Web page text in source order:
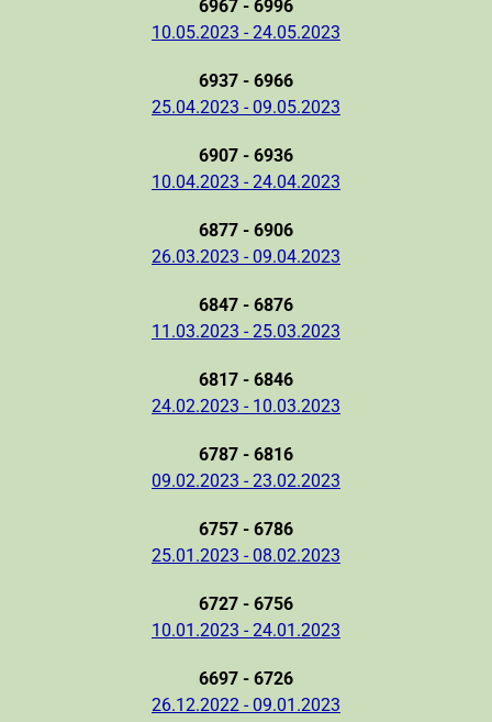
6967 - 6996
10.05.2023 - 24.05.2023
6937 - 6966
25.04.2023 - 09.05.2023
6907 - 6936
10.04.2023 - 24.04.2023
6877 - 6906
26.03.2023 - 09.04.2023
6847 - 6876
11.03.2023 - 25.03.2023
6817 - 6846
24.02.2023 - 10.03.2023
6787 - 6816
09.02.2023 - 23.02.2023
6757 - 6786
25.01.2023 - 08.02.2023
6727 - 6756
10.01.2023 - 24.01.2023
6697 - 6726
26.12.2022 - 09.01.2023